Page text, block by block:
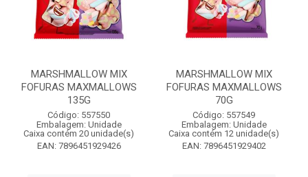
MARSHMALLOW MIX
FOFURAS MAXMALLOWS
135G
Código: 557550
Embalagem: Unidade
Caixa contém 20 unidade(s)
EAN: 7896451929426
MARSHMALLOW MIX
FOFURAS MAXMALLOWS
70G
Código: 557549
Embalagem: Unidade
Caixa contém 12 unidade(s)
EAN: 7896451929402